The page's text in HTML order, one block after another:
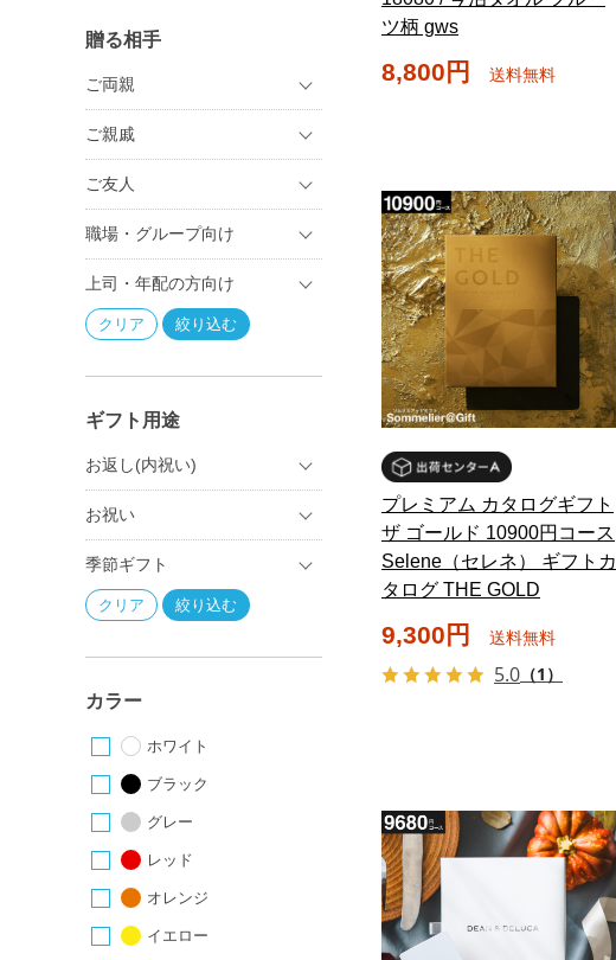
贈る相手
ご両親
ご親戚
ご友人
職場・グループ向け
上司・年配の方向け
ギフト用途
お返し(内祝い)
お祝い
季節ギフト
カラー
ホワイト
ブラック
グレー
レッド
オレンジ
イエロー
ツ柄 gws
8,800円 送料無料
プレミアム カタログギフト
ザ ゴールド 10900円コース
Selene（セレネ） ギフトカ
タログ THE GOLD
9,300円 送料無料
5.0 （1）